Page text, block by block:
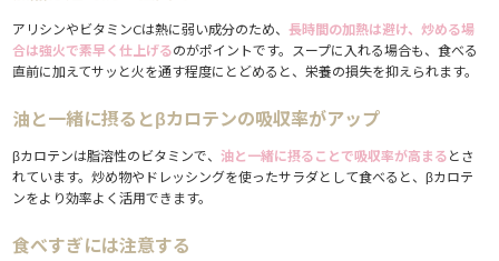
アリシンやビタミンCは熱に弱い成分のため、長時間の加熱は避け、炒める場
合は強火で素早く仕上げるのがポイントです。スープに入れる場合も、食べる
直前に加えてサッと火を通す程度にとどめると、栄養の損失を抑えられます。
油と一緒に摂るとβカロテンの吸収率がアップ
βカロテンは脂溶性のビタミンで、 油と一緒に摂ることで吸収率が高まる とさ
れています。炒め物やドレッシングを使ったサラダとして食べると、βカロテ
ンをより効率よく活用できます。
食べすぎには注意する